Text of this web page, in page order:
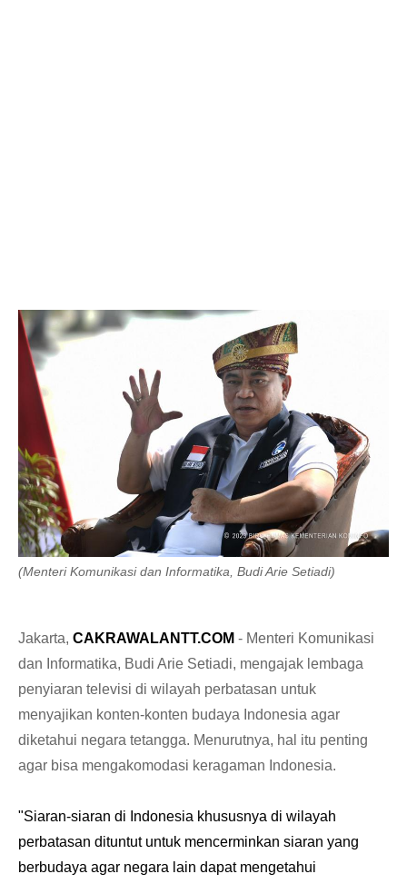
(Menteri Komunikasi dan Informatika, Budi Arie Setiadi)
Jakarta, CAKRAWALANTT.COM - Menteri Komunikasi
dan Informatika, Budi Arie Setiadi, mengajak lembaga
penyiaran televisi di wilayah perbatasan untuk
menyajikan konten-konten budaya Indonesia agar
diketahui negara tetangga. Menurutnya, hal itu penting
agar bisa mengakomodasi keragaman Indonesia.
"Siaran-siaran di Indonesia khususnya di wilayah
perbatasan dituntut untuk mencerminkan siaran yang
berbudaya agar negara lain dapat mengetahui